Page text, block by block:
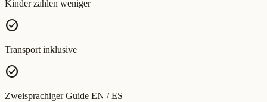
Kinder zahlen weniger
check_circle
Transport inklusive
check_circle
Zweisprachiger Guide EN / ES